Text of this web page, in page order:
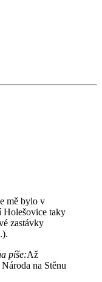
mě bylo v
Holešovice taky
zastávky
píše:Až
na Stěnu